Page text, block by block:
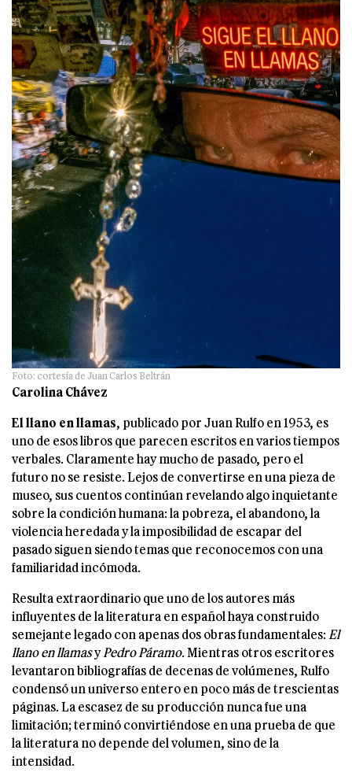
Foto: cortesía de Juan Carlos Beltrán
Carolina Chávez
El llano en llamas, publicado por Juan Rulfo en 1953, es
uno de esos libros que parecen escritos en varios tiempos
verbales. Claramente hay mucho de pasado, pero el
futuro no se resiste. Lejos de convertirse en una pieza de
museo, sus cuentos continúan revelando algo inquietante
sobre la condición humana: la pobreza, el abandono, la
violencia heredada y la imposibilidad de escapar del
pasado siguen siendo temas que reconocemos con una
familiaridad incómoda.
Resulta extraordinario que uno de los autores más
influyentes de la literatura en español haya construido
semejante legado con apenas dos obras fundamentales: El
llano en llamasy Pedro Páramo. Mientras otros escritores
levantaron bibliografías de decenas de volúmenes, Rulfo
condensó un universo entero en poco más de trescientas
páginas. La escasez de su producción nunca fue una
limitación; terminó convirtiéndose en una prueba de que
la literatura no depende del volumen, sino de la
intensidad.